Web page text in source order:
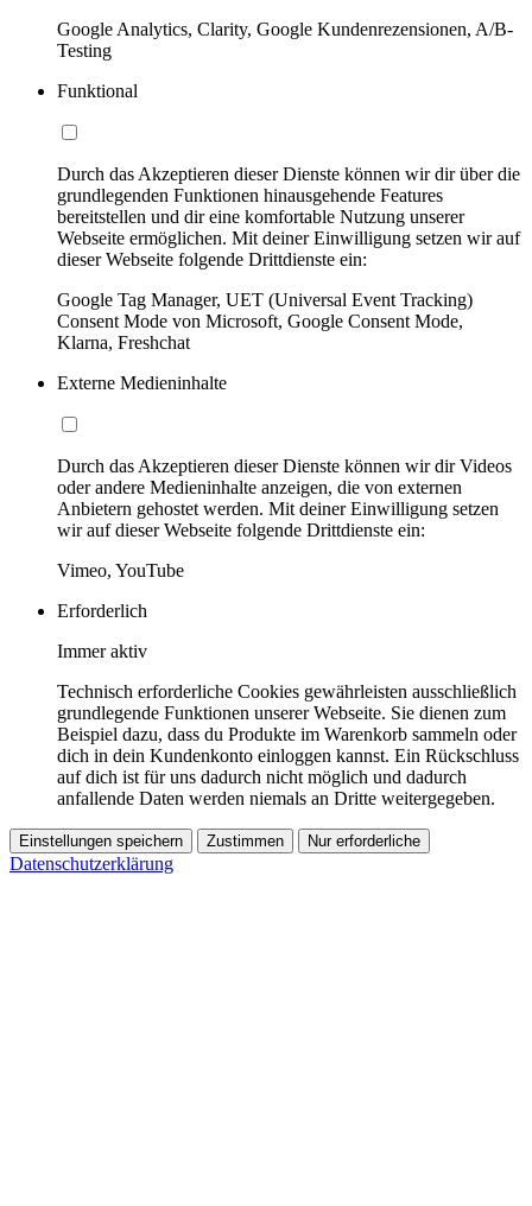
Google Analytics, Clarity, Google Kundenrezensionen, A/B-
Testing
Funktional
Durch das Akzeptieren dieser Dienste können wir dir über die
grundlegenden Funktionen hinausgehende Features
bereitstellen und dir eine komfortable Nutzung unserer
Webseite ermöglichen. Mit deiner Einwilligung setzen wir auf
dieser Webseite folgende Drittdienste ein:
Google Tag Manager, UET (Universal Event Tracking)
Consent Mode von Microsoft, Google Consent Mode,
Klarna, Freshchat
Externe Medieninhalte
Durch das Akzeptieren dieser Dienste können wir dir Videos
oder andere Medieninhalte anzeigen, die von externen
Anbietern gehostet werden. Mit deiner Einwilligung setzen
wir auf dieser Webseite folgende Drittdienste ein:
Vimeo, YouTube
Erforderlich
Immer aktiv
Technisch erforderliche Cookies gewährleisten ausschließlich
grundlegende Funktionen unserer Webseite. Sie dienen zum
Beispiel dazu, dass du Produkte im Warenkorb sammeln oder
dich in dein Kundenkonto einloggen kannst. Ein Rückschluss
auf dich ist für uns dadurch nicht möglich und dadurch
anfallende Daten werden niemals an Dritte weitergegeben.
Einstellungen speichern Zustimmen Nur erforderliche
Datenschutzerklärung